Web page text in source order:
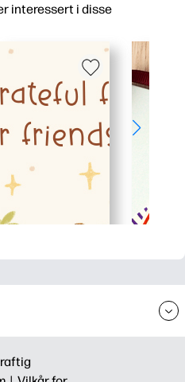
interessert i disse